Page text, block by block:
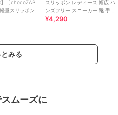
】〔chocoZAP
量スリッポン
スリッポン レディース 幅広 ハ
ンズフリー スニーカー 靴 手を
使わず履ける プレーン きれい
¥4,290
みる
ムーズに